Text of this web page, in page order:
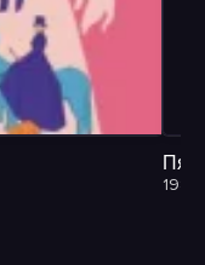
1981